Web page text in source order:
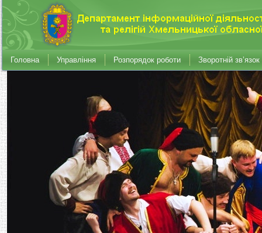
Головна Управління Розпорядок роботи Зворотній зв’язок